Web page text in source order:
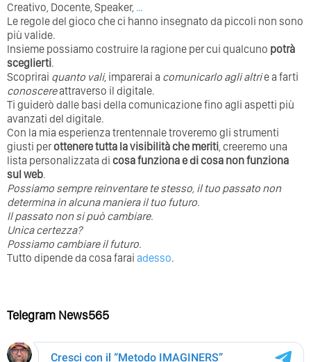
Creativo, Docente, Speaker, …
Le regole del gioco che ci hanno insegnato da piccoli non sono
più valide.
Insieme possiamo costruire la ragione per cui qualcuno potrà
sceglierti.
Scoprirai quanto vali, imparerai a comunicarlo agli altrie a farti
conoscereattraverso il digitale.
Ti guiderò dalle basi della comunicazione fino agli aspetti più
avanzati del digitale.
Con la mia esperienza trentennale troveremo gli strumenti
giusti perottenere tutta la visibilità che meriti, creeremo una
lista personalizzata di cosa funziona e di cosa non funziona
sul web.
Possiamo sempre reinventare te stesso, il tuo passato non
determina in alcuna maniera il tuo futuro. ⁣
⁣Il passato non si può cambiare.
Unica certezza?
Possiamo cambiare il futuro.
Tutto dipende da cosa farai adesso.
Telegram News565